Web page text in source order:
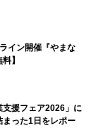
イン開催『やまな
】
支援フェア2026」に
った1日をレポー